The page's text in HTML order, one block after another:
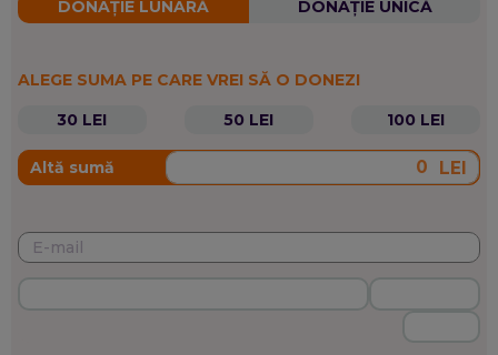
DONAȚIE LUNARĂ DONAȚIE UNICĂ
ALEGE SUMA PE CARE VREI SĂ O DONEZI
30 LEI
50 LEI 100 LEI
Altă sumă LEI